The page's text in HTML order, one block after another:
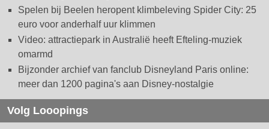
Spelen bij Beelen heropent klimbeleving Spider City: 25
euro voor anderhalf uur klimmen
Video: attractiepark in Australië heeft Efteling-muziek
omarmd
Bijzonder archief van fanclub Disneyland Paris online:
meer dan 1200 pagina's aan Disney-nostalgie
Volg Looopings